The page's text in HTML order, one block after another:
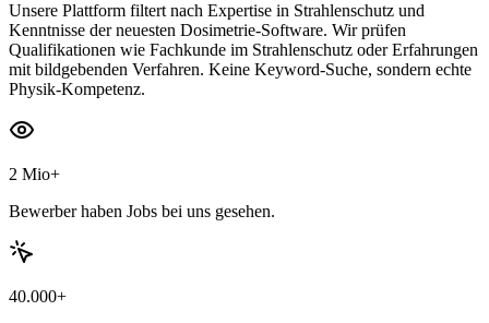
Unsere Plattform filtert nach Expertise in Strahlenschutz und
Kenntnisse der neuesten Dosimetrie-Software. Wir prüfen
Qualifikationen wie Fachkunde im Strahlenschutz oder Erfahrungen
mit bildgebenden Verfahren. Keine Keyword-Suche, sondern echte
Physik-Kompetenz.
2 Mio+
Bewerber haben Jobs bei uns gesehen.
40.000+